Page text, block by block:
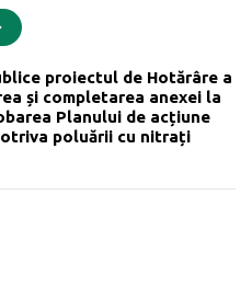
proiectul de Hotărâre a
și completarea anexei la
Planului de acțiune
poluării cu nitrați